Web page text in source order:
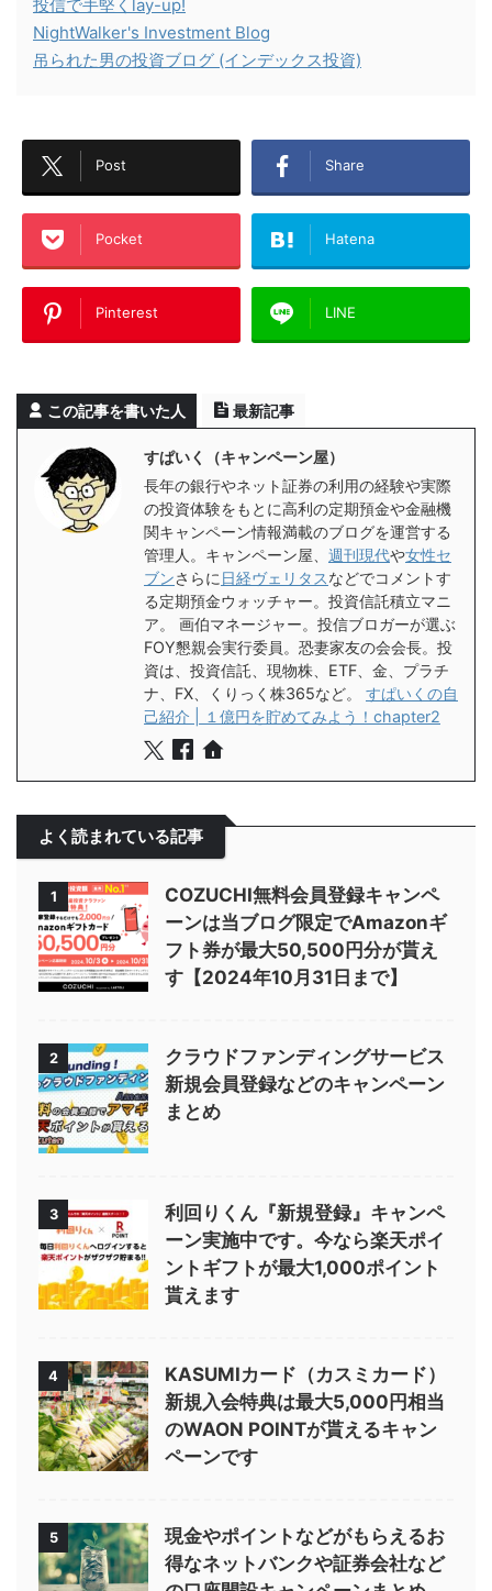
投信で手堅くlay-up!
NightWalker's Investment Blog
吊られた男の投資ブログ (インデックス投資)
Post Share
Pocket Hatena
Pinterest LINE
この記事を書いた人 最新記事
すぱいく（キャンペーン屋）
長年の銀行やネット証券の利用の経験や実際
の投資体験をもとに高利の定期預金や金融機
関キャンペーン情報満載のブログを運営する
管理人。キャンペーン屋、 週刊現代や女性セ
ブンさらに 日経ヴェリタスなどでコメントす
る定期預金ウォッチャー。投資信託積立マニ
ア。 画伯マネージャー。投信ブロガーが選ぶ
FOY懇親会実行委員。恐妻家友の会会長。投
資は、投資信託、現物株、ETF、金、プラチ
ナ、FX、くりっく株365など。 すぱいくの自
己紹介 | １億円を貯めてみよう！chapter2
よく読まれている記事
1
COZUCHI無料会員登録キャンペ
ーンは当ブログ限定でAmazonギ
フト券が最大50,500円分が貰え
す【2024年10月31日まで】
2
クラウドファンディングサービス
新規会員登録などのキャンペーン
まとめ
3
利回りくん『新規登録』キャンペ
ーン実施中です。今なら楽天ポイ
ントギフトが最大1,000ポイント
貰えます
4
KASUMIカード（カスミカード）
新規入会特典は最大5,000円相当
のWAON POINTが貰えるキャン
ペーンです
5
現金やポイントなどがもらえるお
得なネットバンクや証券会社など